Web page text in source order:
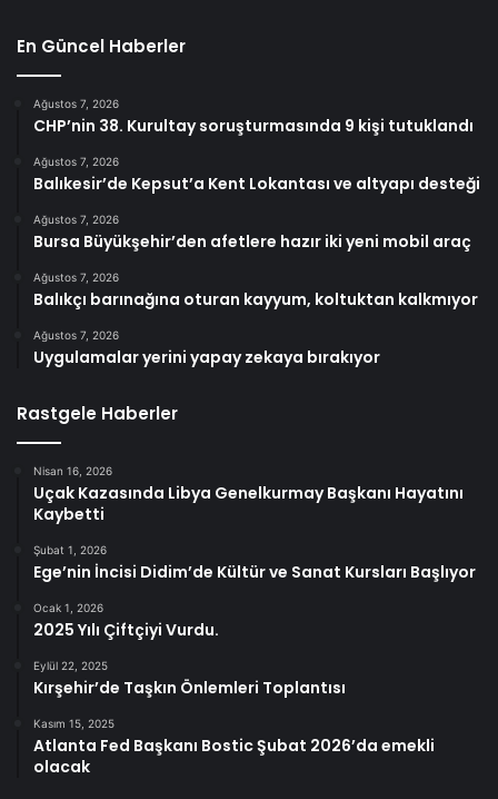
En Güncel Haberler
Ağustos 7, 2026
CHP’nin 38. Kurultay soruşturmasında 9 kişi tutuklandı
Ağustos 7, 2026
Balıkesir’de Kepsut’a Kent Lokantası ve altyapı desteği
Ağustos 7, 2026
Bursa Büyükşehir’den afetlere hazır iki yeni mobil araç
Ağustos 7, 2026
Balıkçı barınağına oturan kayyum, koltuktan kalkmıyor
Ağustos 7, 2026
Uygulamalar yerini yapay zekaya bırakıyor
Rastgele Haberler
Nisan 16, 2026
Uçak Kazasında Libya Genelkurmay Başkanı Hayatını
Kaybetti
Şubat 1, 2026
Ege’nin İncisi Didim’de Kültür ve Sanat Kursları Başlıyor
Ocak 1, 2026
2025 Yılı Çiftçiyi Vurdu.
Eylül 22, 2025
Kırşehir’de Taşkın Önlemleri Toplantısı
Kasım 15, 2025
Atlanta Fed Başkanı Bostic Şubat 2026’da emekli
olacak